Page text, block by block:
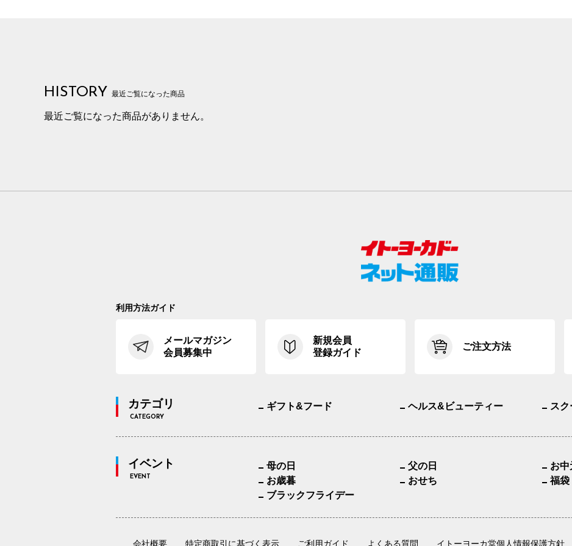
HISTORY 最近ご覧になった商品
最近ご覧になった商品がありません。
利用方法ガイド
メールマガジン
会員募集中
新規会員
登録ガイド
ご注文方法
カテゴリ
CATEGORY
ギフト&フード ヘルス&ビューティー ス
イベント
EVENT
母の日 父の日
お中
お歳暮
おせち
福袋
ブラックフライデー
会社概要 特定商取引に基づく表示 ご利用ガイド よくある質問 イトーヨーカ堂個人情報保護方針